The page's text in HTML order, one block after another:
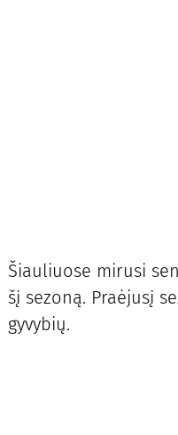
Šiauliuose mirusi
šį sezoną. Praėjusį
gyvybių.